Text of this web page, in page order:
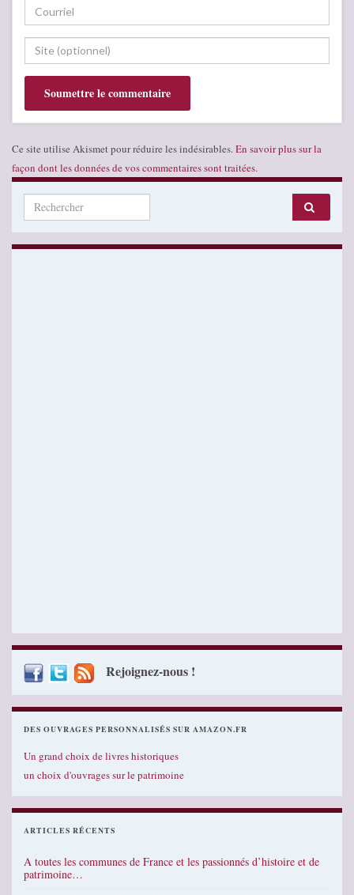
Ce site utilise Akismet pour réduire les indésirables. En savoir plus sur la
façon dont les données de vos commentaires sont traitées.
Search for:
Rejoignez-nous !
DES OUVRAGES PERSONNALISÉS SUR AMAZON.FR
Un grand choix de livres historiques
un choix d'ouvrages sur le patrimoine
ARTICLES RÉCENTS
A toutes les communes de France et les passionnés d’histoire et de
patrimoine…